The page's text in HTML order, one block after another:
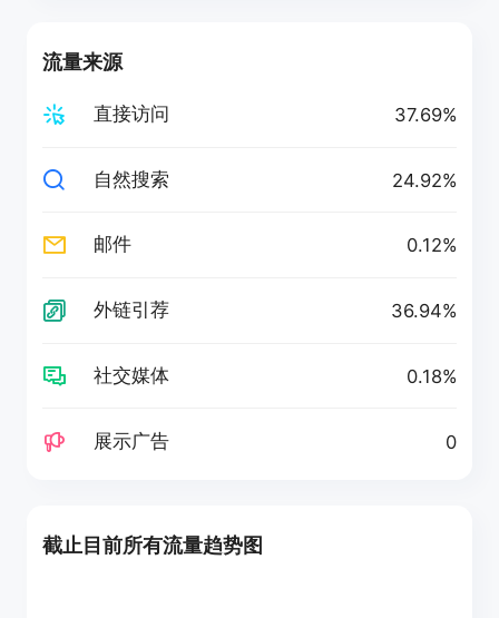
流量来源
直接访问 37.69%
自然搜索 24.92%
邮件 0.12%
外链引荐 36.94%
社交媒体 0.18%
展示广告 0
截止目前所有流量趋势图